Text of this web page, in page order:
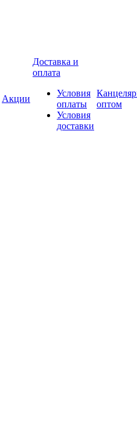
Акции
Доставка и
оплата
Условия
оплаты
Условия
доставки
оптом